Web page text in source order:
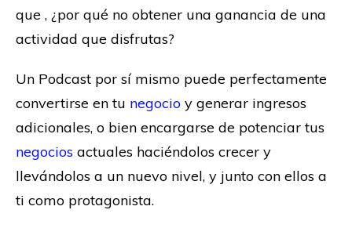
que , ¿por qué no obtener una ganancia de una
actividad que disfrutas?
Un Podcast por sí mismo puede perfectamente
convertirse en tu negocio y generar ingresos
adicionales, o bien encargarse de potenciar tus
negocios actuales haciéndolos crecer y
llevándolos a un nuevo nivel, y junto con ellos a
ti como protagonista.